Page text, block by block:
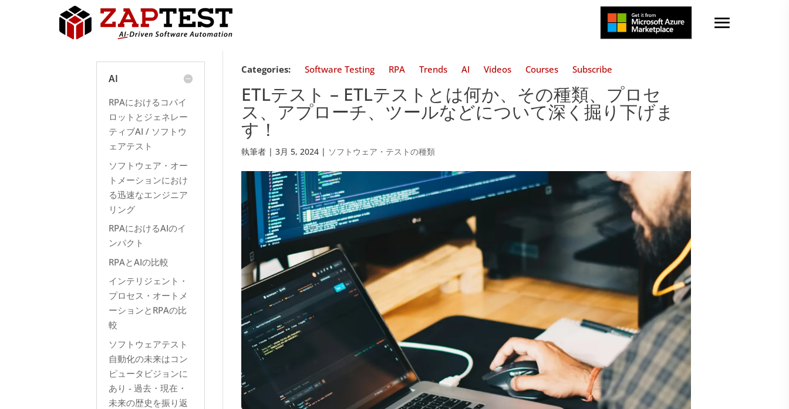
Categories: Software Testing RPA Trends AI Videos Courses Subscribe
ETLテスト – ETLテストとは何か、その種類、プロセ
ス、アプローチ、ツールなどについて深く掘り下げま
す！
執筆者 |3月 5, 2024 | ソフトウェア・テストの種類
AI
RPAにおけるコパイ
ロットとジェネレー
ティブAI / ソフトウ
ェアテスト
ソフトウェア・オー
トメーションにおけ
る迅速なエンジニア
リング
RPAにおけるAIのイ
ンパクト
RPAとAIの比較
インテリジェント・
プロセス・オートメ
ーションとRPAの比
較
ソフトウェアテスト
自動化の未来はコン
ピュータビジョンに
あり - 過去・現在・
未来の歴史を振り返